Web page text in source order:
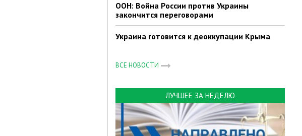
ООН: Война России против Украины
закончится переговорами
Украина готовится к деоккупации Крыма
ВСЕ НОВОСТИ
ЛУЧШЕЕ ЗА НЕДЕЛЮ